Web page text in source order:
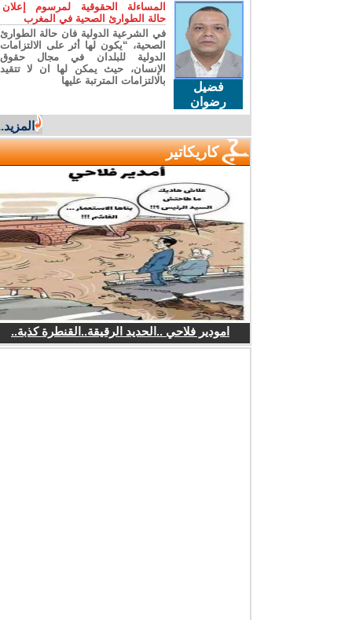
فضيل
رضوان
المساءلة الحقوقية لمرسوم إعلان
حالة الطوارئ الصحية في المغرب
في الشرعية الدولية فان حالة الطوارئ
الصحية، “يكون لها أثر على الالتزامات
الدولية للبلدان في مجال حقوق
الإنسان، حيث يمكن لها ان لا تتقيد
بالالتزامات المترتبة عليها
المزيد...
كاريكاتير
امودير فلاحي ..الحديد الرقيقة..القنطرة كذبة..